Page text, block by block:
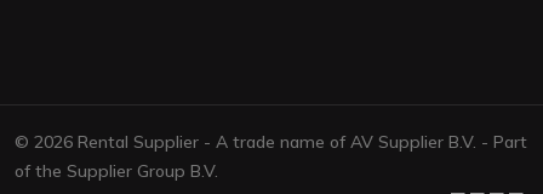
© 2026 Rental Supplier - A trade name of AV Supplier B.V. - Part
of the Supplier Group B.V.